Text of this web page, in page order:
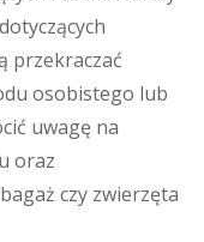
przekraczać
osobistego lub
uwagę na
oraz
czy zwierzęta